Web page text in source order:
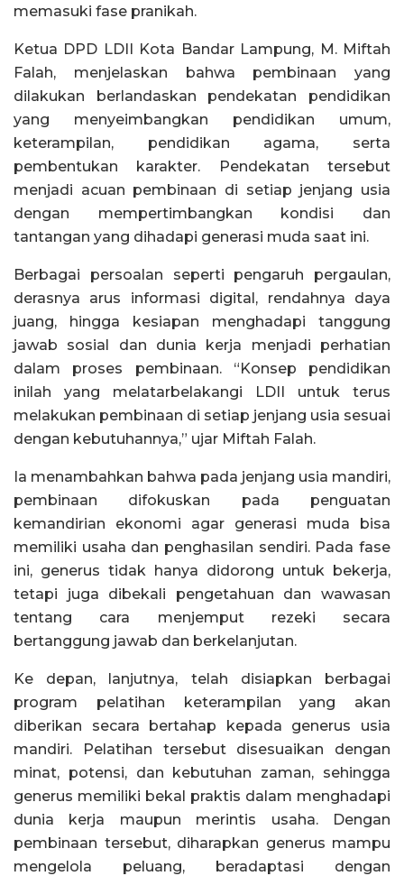
memasuki fase pranikah.
Ketua DPD LDII Kota Bandar Lampung, M. Miftah
Falah, menjelaskan bahwa pembinaan yang
dilakukan berlandaskan pendekatan pendidikan
yang menyeimbangkan pendidikan umum,
keterampilan, pendidikan agama, serta
pembentukan karakter. Pendekatan tersebut
menjadi acuan pembinaan di setiap jenjang usia
dengan mempertimbangkan kondisi dan
tantangan yang dihadapi generasi muda saat ini.
Berbagai persoalan seperti pengaruh pergaulan,
derasnya arus informasi digital, rendahnya daya
juang, hingga kesiapan menghadapi tanggung
jawab sosial dan dunia kerja menjadi perhatian
dalam proses pembinaan. “Konsep pendidikan
inilah yang melatarbelakangi LDII untuk terus
melakukan pembinaan di setiap jenjang usia sesuai
dengan kebutuhannya,” ujar Miftah Falah.
Ia menambahkan bahwa pada jenjang usia mandiri,
pembinaan difokuskan pada penguatan
kemandirian ekonomi agar generasi muda bisa
memiliki usaha dan penghasilan sendiri. Pada fase
ini, generus tidak hanya didorong untuk bekerja,
tetapi juga dibekali pengetahuan dan wawasan
tentang cara menjemput rezeki secara
bertanggung jawab dan berkelanjutan.
Ke depan, lanjutnya, telah disiapkan berbagai
program pelatihan keterampilan yang akan
diberikan secara bertahap kepada generus usia
mandiri. Pelatihan tersebut disesuaikan dengan
minat, potensi, dan kebutuhan zaman, sehingga
generus memiliki bekal praktis dalam menghadapi
dunia kerja maupun merintis usaha. Dengan
pembinaan tersebut, diharapkan generus mampu
mengelola peluang, beradaptasi dengan